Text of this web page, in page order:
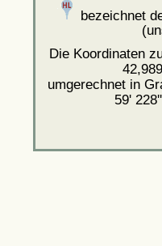
bezeichnet
Die Koordinaten
umgerechnet in
59'